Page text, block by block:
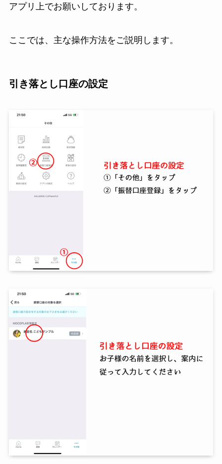
アプリ上でお願いしております。
ここでは、主な操作方法をご説明します。
引き落とし口座の設定